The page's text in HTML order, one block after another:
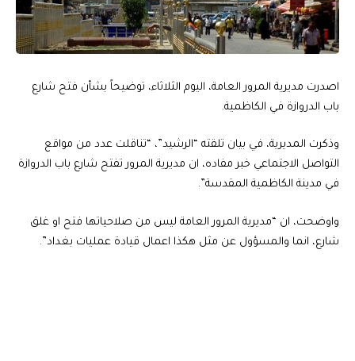
اصدرت مديرية المرور العامة، اليوم الثلاثاء، توضيحاً بشأن فتح شارع
باب الدروازة في الكاظمية.
وذكرت المديرية، في بيان تلقته “الرشيد”، “تناقلت عدد من مواقع
التواصل الاجتماعي خبر مفاده، ان مديرية المرور تفتح شارع باب الدروازة
في مدينة الكاظمية المقدسة”.
واوضحت، ان “مديرية المرور العامة ليس من صلاحياتها فتح او غلق
شارع، انما والمسؤول عن مثل هكذا اعمال قيادة عمليات بغداد”.